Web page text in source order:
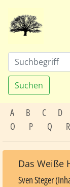
Suchen
A B C D
O
P Q R
Das Weiße
Sven Steger